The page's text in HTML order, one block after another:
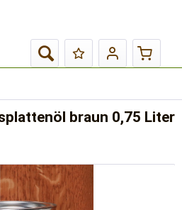
braun 0,75 Liter